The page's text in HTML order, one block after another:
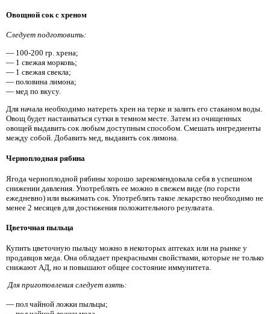
Овощной сок с хреном
Следует подготовить:
— 100-200 гр. хрена;
— 1 свежая морковь;
— 1 свежая свекла;
— половина лимона;
— мед по вкусу.
Для начала необходимо натереть хрен на терке и залить его стаканом воды.
Овощ будет настаиваться сутки в темном месте. Затем из очищенных
овощей выдавить сок любым доступным способом. Смешать ингредиенты
между собой. Добавить мед, выдавить сок лимона.
Черноплодная рябина
Ягода черноплодной рябины хорошо зарекомендовала себя в успешном
снижении давления. Употреблять ее можно в свежем виде (по горсти
ежедневно) или выжимать сок. Употреблять такое лекарство необходимо не
менее 2 месяцев для достижения положительного результата.
Цветочная пыльца
Купить цветочную пыльцу можно в некоторых аптеках или на рынке у
продавцов меда. Она обладает прекрасными свойствами, которые не только
снижают АД, но и повышают общее состояние иммунитета.
Для приготовления следует взять:
— пол чайной ложки пыльцы;